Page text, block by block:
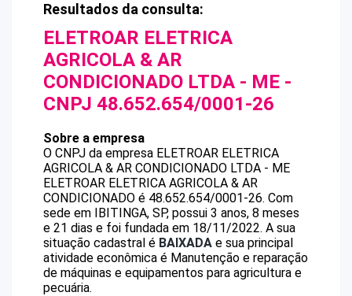
Resultados da consulta:
ELETROAR ELETRICA
AGRICOLA & AR
CONDICIONADO LTDA - ME -
CNPJ 48.652.654/0001-26
Sobre a empresa
O CNPJ da empresa ELETROAR ELETRICA
AGRICOLA & AR CONDICIONADO LTDA - ME
ELETROAR ELETRICA AGRICOLA & AR
CONDICIONADO é 48.652.654/0001-26. Com
sede em IBITINGA, SP, possui 3 anos, 8 meses
e 21 dias e foi fundada em 18/11/2022. A sua
situação cadastral é BAIXADA e sua principal
atividade econômica é Manutenção e reparação
de máquinas e equipamentos para agricultura e
pecuária.